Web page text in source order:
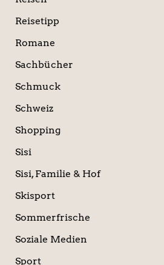
Reisetipp
Romane
Sachbücher
Schmuck
Schweiz
Shopping
Sisi
Sisi, Familie & Hof
Skisport
Sommerfrische
Soziale Medien
Sport